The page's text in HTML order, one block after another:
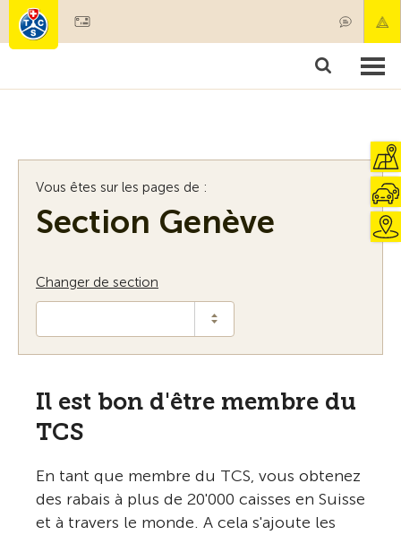
Membres & prestations
Vous êtes sur les pages de :
Section Genève
Changer de section
Il est bon d'être membre du
TCS
En tant que membre du TCS, vous obtenez
des rabais à plus de 20'000 caisses en Suisse
et à travers le monde. A cela s'ajoute les